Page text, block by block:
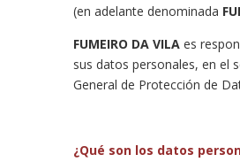
(en adelante denominada
FUMEIRO DA VILA es
sus datos personales, en el
General de Protección de
¿Qué son los datos